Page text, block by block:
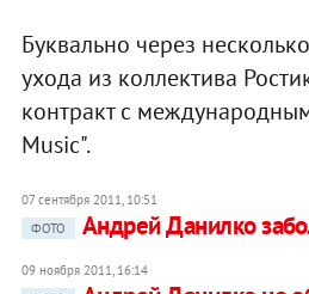
Буквально через
ухода из коллектива
контракт с
Music".
07 сентября 2011, 10:51
ФОТО
Андрей Данилко
09 ноября 2011, 16:14